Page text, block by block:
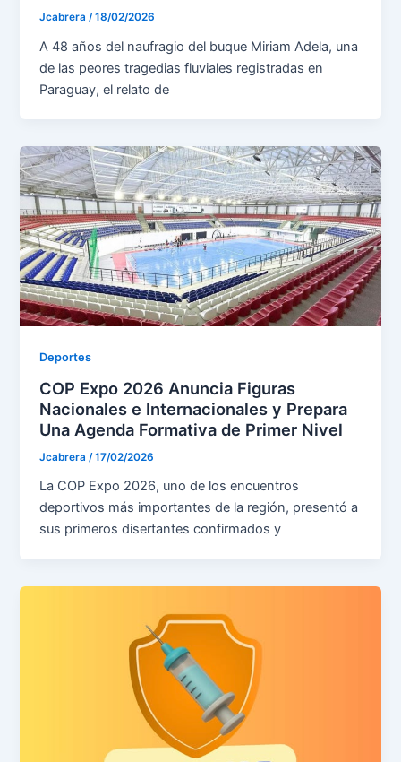
Jcabrera /18/02/2026
A 48 años del naufragio del buque Miriam Adela, una
de las peores tragedias fluviales registradas en
Paraguay, el relato de
Deportes
COP Expo 2026 Anuncia Figuras
Nacionales e Internacionales y Prepara
Una Agenda Formativa de Primer Nivel
Jcabrera /17/02/2026
La COP Expo 2026, uno de los encuentros
deportivos más importantes de la región, presentó a
sus primeros disertantes confirmados y